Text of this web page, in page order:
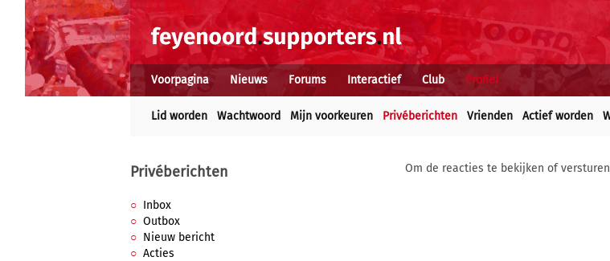
Voorpagina Nieuws Forums Interactief Club Profiel
Lid worden Wachtwoord Mijn voorkeuren Privéberichten Vrienden Actief worden
Privéberichten
Inbox
Outbox
Nieuw bericht
Acties
Om de reacties te bekijken of